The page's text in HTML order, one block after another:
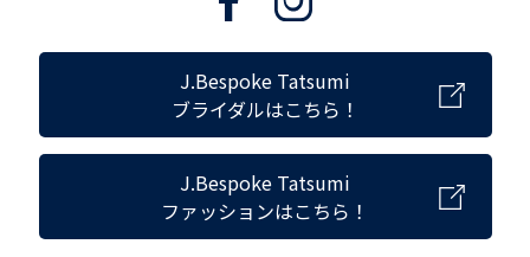
J.Bespoke Tatsumi
ブライダルはこちら！
J.Bespoke Tatsumi
ファッションはこちら！